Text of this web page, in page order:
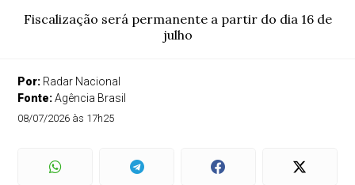
Fiscalização será permanente a partir do dia 16 de
julho
Por: Radar Nacional
Fonte:Agência Brasil
08/07/2026 às 17h25